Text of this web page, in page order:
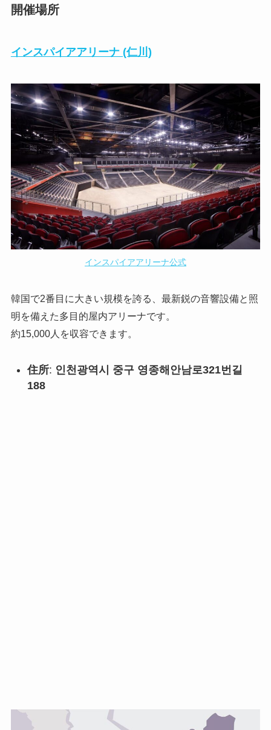
開催場所
インスパイアアリーナ (仁川)
インスパイアアリーナ公式
韓国で2番目に大きい規模を誇る、最新鋭の音響設備と照
明を備えた多目的屋内アリーナです。
約15,000人を収容できます。
住所: 인천광역시 중구 영종해안남로321번길
188